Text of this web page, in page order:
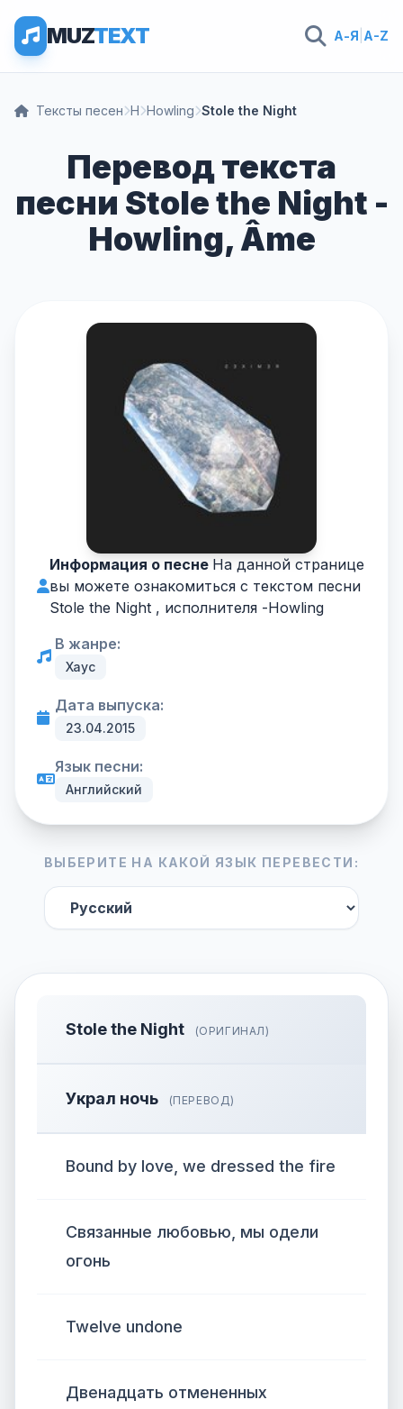
MUZTEXT А-Я A-Z
Тексты песен H Howling Stole the Night
Перевод текста
песни Stole the Night -
Howling, Âme
Информация о песне На данной странице
вы можете ознакомиться с текстом песни
Stole the Night , исполнителя -Howling
В жанре:
Хаус
Дата выпуска:
23.04.2015
Язык песни:
Английский
ВЫБЕРИТЕ НА КАКОЙ ЯЗЫК ПЕРЕВЕСТИ:
Stole the Night (ОРИГИНАЛ)
Украл ночь (ПЕРЕВОД)
Bound by love, we dressed the fire
Связанные любовью, мы одели
огонь
Twelve undone
Двенадцать отмененных